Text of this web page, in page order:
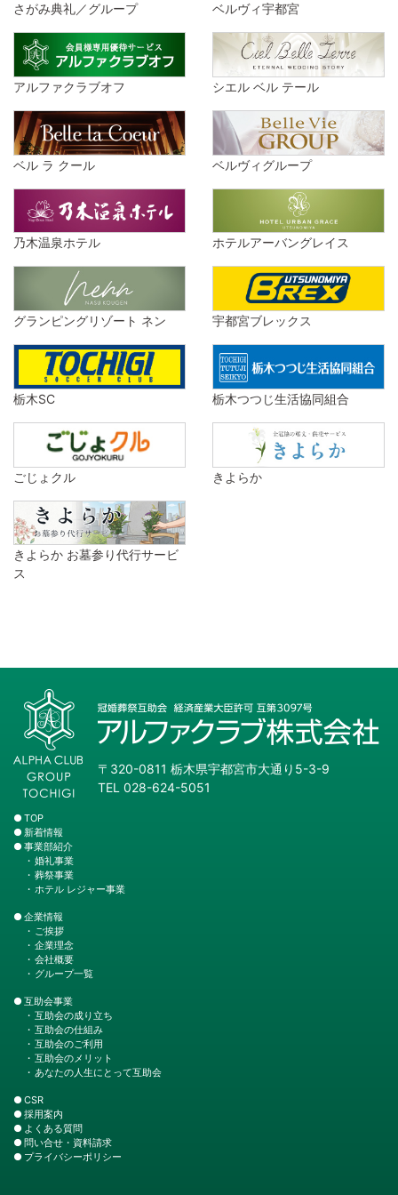
さがみ典礼／グループ ベルヴィ宇都宮
アルファクラブオフ シエル ベル テール
ベル ラ クール ベルヴィグループ
乃木温泉ホテル ホテルアーバングレイス
グランピングリゾート ネン 宇都宮ブレックス
栃木SC 栃木つつじ生活協同組合
ごじょクル きよらか
きよらか お墓参り代行サービ
ス
〒320-0811 栃木県宇都宮市大通り5-3-9
TEL 028-624-5051
TOP
新着情報
事業部紹介
婚礼事業
葬祭事業
ホテル レジャー事業
企業情報
ご挨拶
企業理念
会社概要
グループ一覧
互助会事業
互助会の成り立ち
互助会の仕組み
互助会のご利用
互助会のメリット
あなたの人生にとって互助会
CSR
採用案内
よくある質問
問い合せ・資料請求
プライバシーポリシー